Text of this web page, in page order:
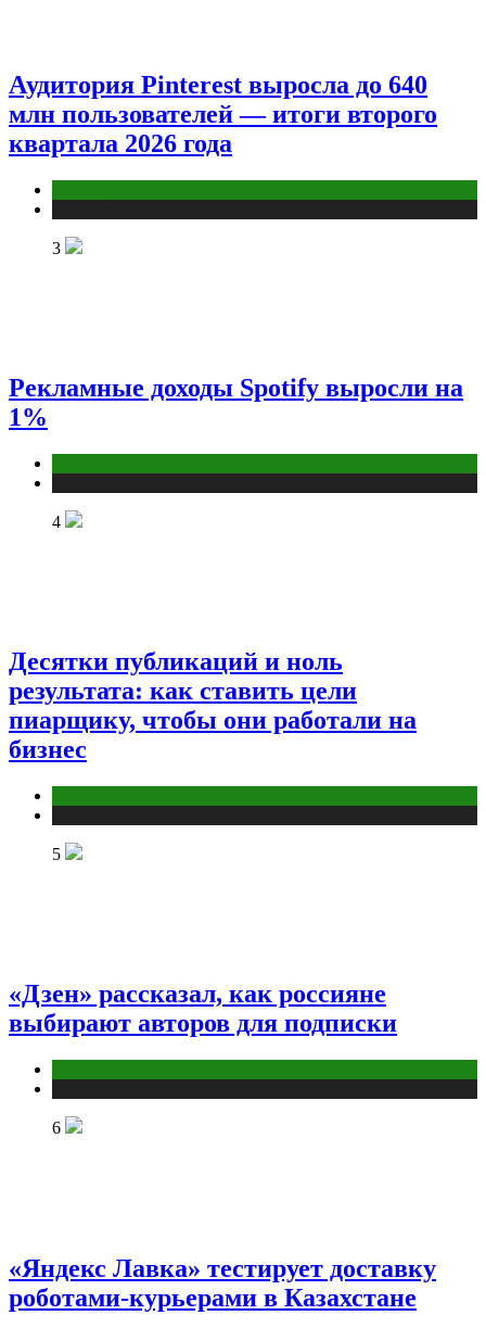
Аудитория Pinterest выросла до 640
млн пользователей — итоги второго
квартала 2026 года
3
Рекламные доходы Spotify выросли на
1%
4
Десятки публикаций и ноль
результата: как ставить цели
пиарщику, чтобы они работали на
бизнес
5
«Дзен» рассказал, как россияне
выбирают авторов для подписки
6
«Яндекс Лавка» тестирует доставку
роботами-курьерами в Казахстане